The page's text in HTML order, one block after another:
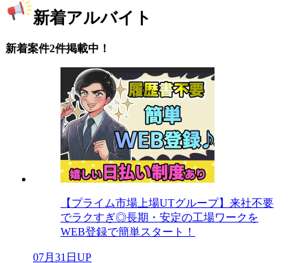
新着アルバイト
新着案件2件掲載中！
【プライム市場上場UTグループ】来社不要
でラクすぎ◎長期・安定の工場ワークを
WEB登録で簡単スタート！
07月31日UP